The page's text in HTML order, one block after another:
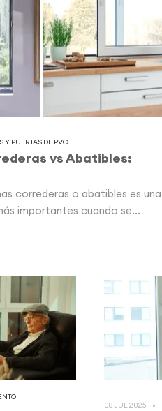
Y PUERTAS DE PVC
vs Abatibles:
correderas o abatibles es una
importantes cuando se...
08 JUL 2025